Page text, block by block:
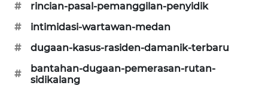
#
rincian-pasal-pemanggilan-penyidik
#
intimidasi-wartawan-medan
#
dugaan-kasus-rasiden-damanik-terbaru
#
bantahan-dugaan-pemerasan-rutan-
sidikalang